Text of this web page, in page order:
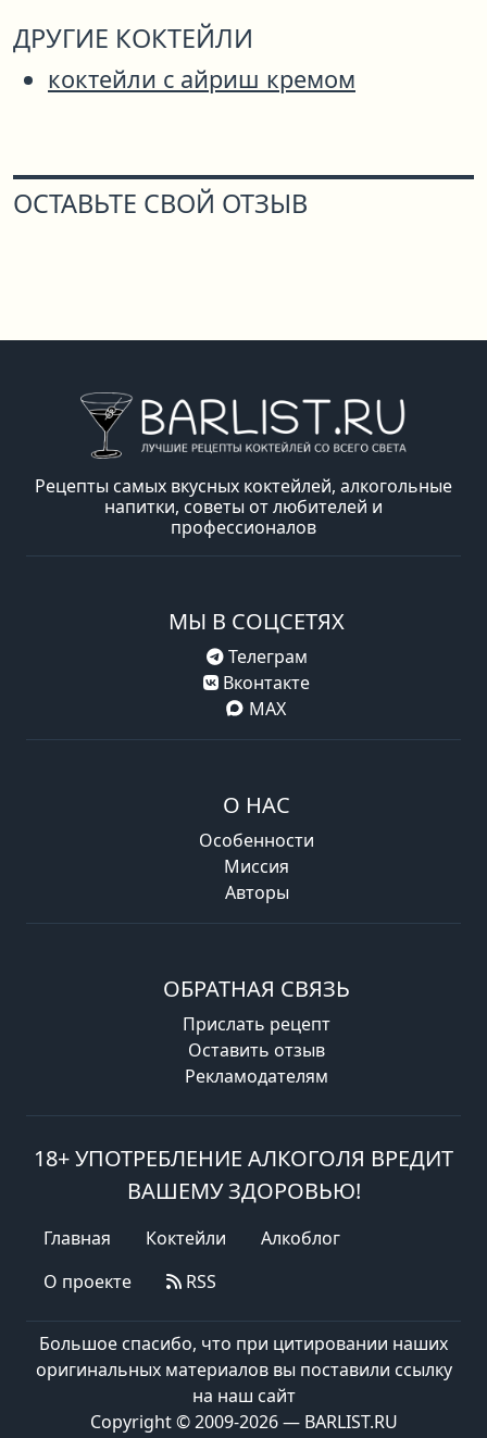
ДРУГИЕ КОКТЕЙЛИ
коктейли с айриш кремом
ОСТАВЬТЕ СВОЙ ОТЗЫВ
Рецепты самых вкусных коктейлей, алкогольные
напитки, советы от любителей и
профессионалов
МЫ В СОЦСЕТЯХ
Телеграм
Вконтакте
MAX
О НАС
Особенности
Миссия
Авторы
ОБРАТНАЯ СВЯЗЬ
Прислать рецепт
Оставить отзыв
Рекламодателям
18+ УПОТРЕБЛЕНИЕ АЛКОГОЛЯ ВРЕДИТ
ВАШЕМУ ЗДОРОВЬЮ!
Главная Коктейли
Алкоблог
О проекте
RSS
Большое спасибо, что при цитировании наших
оригинальных материалов вы поставили ссылку
на наш сайт
Copyright © 2009-2026 — BARLIST.RU